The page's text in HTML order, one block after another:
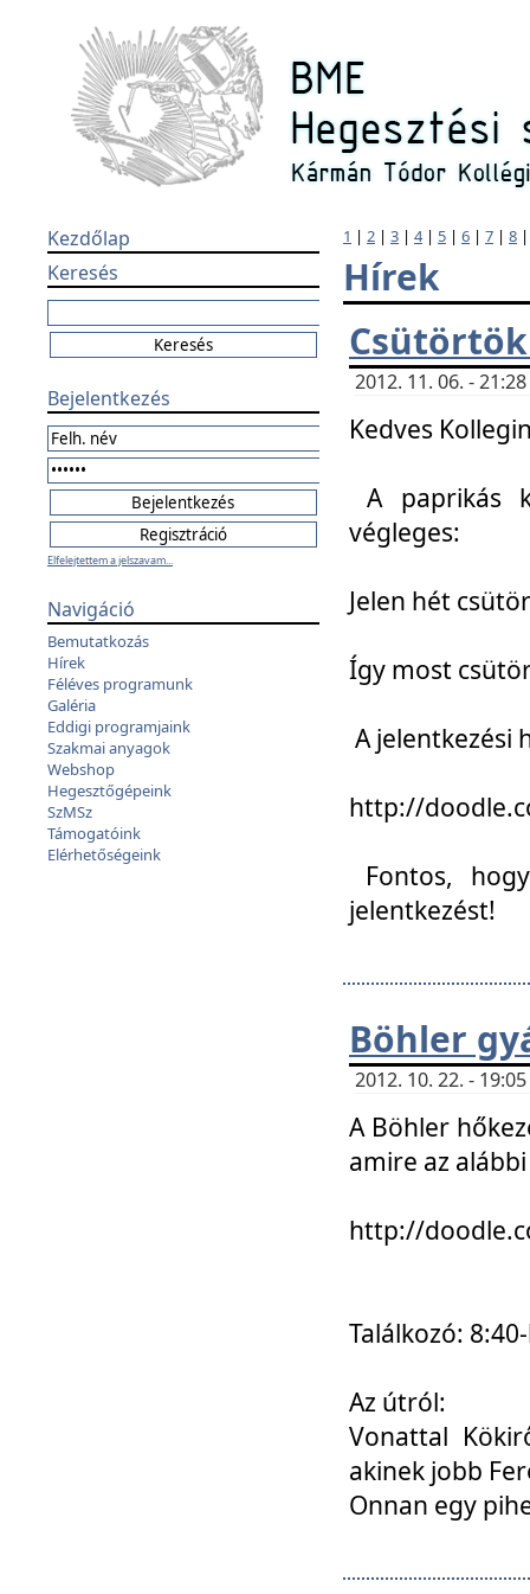
Kezdőlap
Keresés
Bejelentkezés
Elfelejtettem a jelszavam...
Navigáció
Bemutatkozás
Hírek
Féléves programunk
Galéria
Eddigi programjaink
Szakmai anyagok
Webshop
Hegesztőgépeink
SzMSz
Támogatóink
Elérhetőségeink
1 | 2 | 3 | 4| 5 | 6 | 7 | 8
Hírek
2012. 11. 06. -
Kedves
A paprikás
végleges:
Jelen hét
Így most
A jelentkezési
http://
Fontos,
jelentkezést!
Böhler
2012. 10. 22. -
A Böhler
amire az
http://
Találkozó:
Az útról:
Vonattal
akinek jobb
Onnan egy